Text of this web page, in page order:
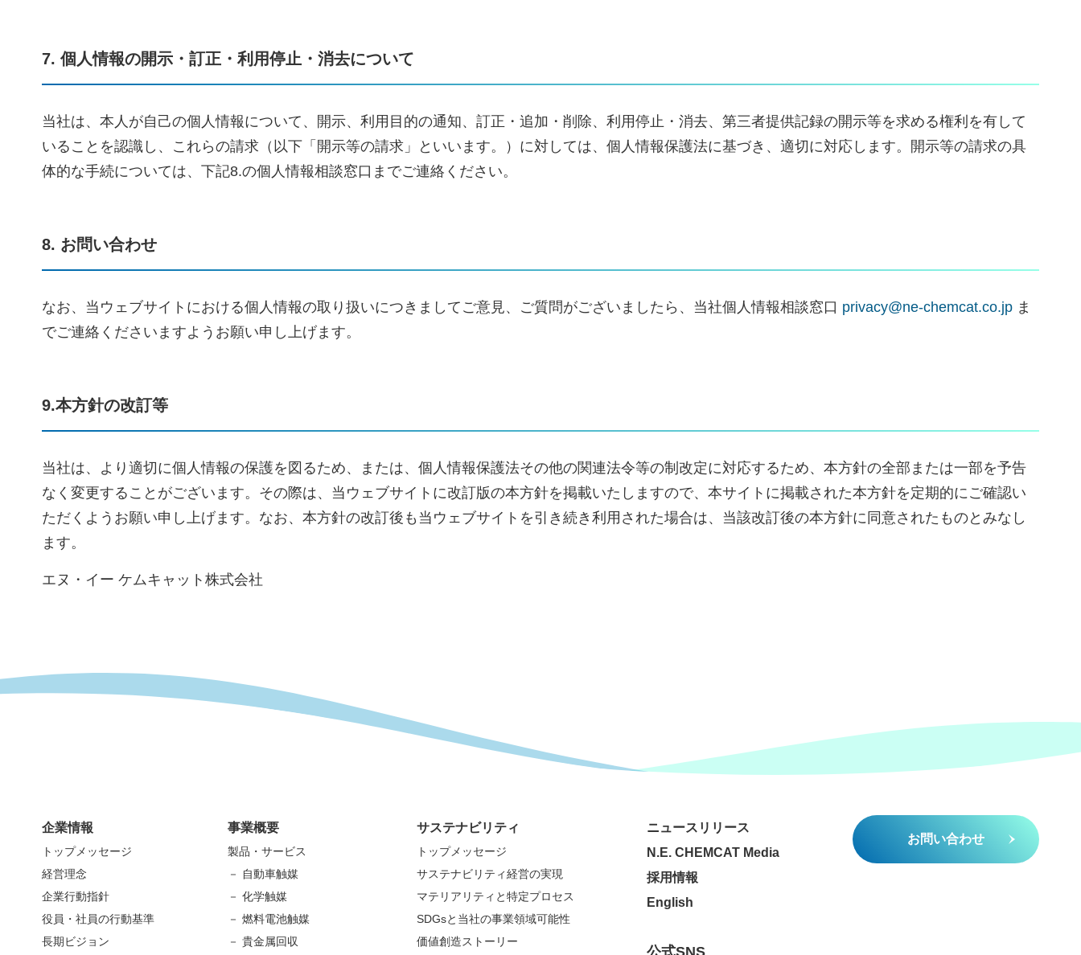
7. 個人情報の開示・訂正・利用停止・消去について
当社は、本人が自己の個人情報について、開示、利用目的の通知、訂正・追加・削除、利用停止・消去、第三者提供記録の開示等を求める権利を有して
いることを認識し、これらの請求（以下「開示等の請求」といいます。）に対しては、個人情報保護法に基づき、適切に対応します。開示等の請求の具
体的な手続については、下記8.の個人情報相談窓口までご連絡ください。
8. お問い合わせ
なお、当ウェブサイトにおける個人情報の取り扱いにつきましてご意見、ご質問がございましたら、当社個人情報相談窓口 privacy@ne-chemcat.co.jp ま
でご連絡くださいますようお願い申し上げます。
9.本方針の改訂等
当社は、より適切に個人情報の保護を図るため、または、個人情報保護法その他の関連法令等の制改定に対応するため、本方針の全部または一部を予告
なく変更することがございます。その際は、当ウェブサイトに改訂版の本方針を掲載いたしますので、本サイトに掲載された本方針を定期的にご確認い
ただくようお願い申し上げます。なお、本方針の改訂後も当ウェブサイトを引き続き利用された場合は、当該改訂後の本方針に同意されたものとみなし
ます。
エヌ・イー ケムキャット株式会社
企業情報
トップメッセージ
経営理念
企業行動指針
役員・社員の行動基準
長期ビジョン
事業概要
製品・サービス
－ 自動車触媒
－ 化学触媒
－ 燃料電池触媒
－ 貴金属回収
サステナビリティ
トップメッセージ
サステナビリティ経営の実現
マテリアリティと特定プロセス
SDGsと当社の事業領域可能性
価値創造ストーリー
ニュースリリース
N.E. CHEMCAT Media
採用情報
English
公式SNS
お問い合わせ